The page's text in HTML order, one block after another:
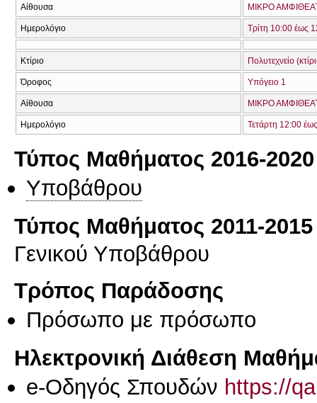
Αίθουσα ΜΙΚΡΟ
Ημερολόγιο Τρίτη 10:00 έως
Κτίριο Πολυτεχνείο
Όροφος Υπόγειο 1
Αίθουσα ΜΙΚΡΟ
Ημερολόγιο Τετάρτη 12:00
Τύπος Μαθήματος 2016-2020
Υποβάθρου
Τύπος Μαθήματος 2011-2015
Γενικού Υποβάθρου
Τρόπος Παράδοσης
Πρόσωπο με πρόσωπο
Ηλεκτρονική Διάθεση
e-Οδηγός Σπουδών https://